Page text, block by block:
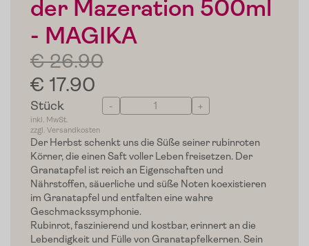
der Mazeration 500ml
- MAGIKA
€ 26.90
€ 17.90
Stück - +
inkl. MwSt.
zzgl. Versandkosten
Der Herbst schenkt uns die Süße seiner rubinroten
Körner, die einen Saft voller Leben freisetzen. Der
Granatapfel ist reich an Eigenschaften und
Nährstoffen, säuerliche und süße Noten koexistieren
im Granatapfel und entfalten eine wahre
Geschmackssymphonie.
Rubinrot, faszinierend und kostbar, erinnert an die
Lebendigkeit und Fülle von Granatapfelkernen. Sein